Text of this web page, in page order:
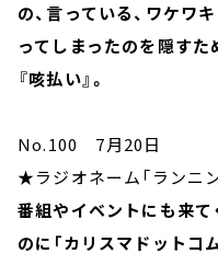
の、言っている、ワケワ
ってしまったのを隠すた
『咳払い』。
No.100 7月20日
★ラジオネーム「ランニ
番組やイベントにも来て
のに「カリスマドットコ